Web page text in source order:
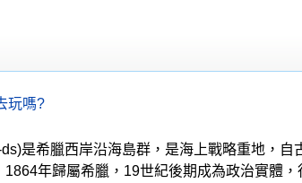
玩嗎?
是希臘西岸沿海島群，是海上戰略重地，
年歸屬希臘，19世紀後期成為政治實體